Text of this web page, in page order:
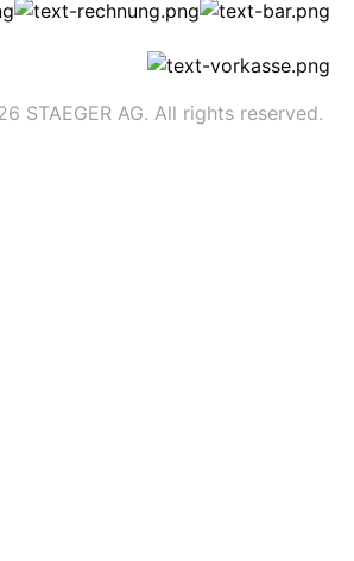
STAEGER AG. All rights reserved.